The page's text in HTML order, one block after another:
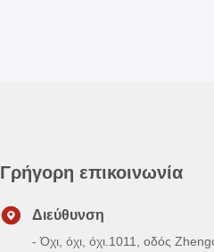
Γρήγορη επικοινωνία
Διεύθυνση
- Όχι, όχι, όχι.1011, οδός